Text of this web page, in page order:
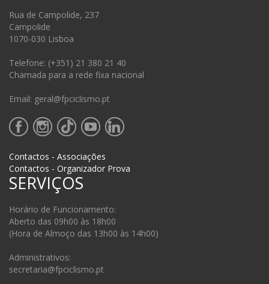
Rua de Campolide, 237
Campolide
1070-030 Lisboa
Telefone: (+351) 21 380 21 40
Chamada para a rede fixa nacional
Email: geral@fpciclismo.pt
Contactos - Associações
Contactos - Organizador Prova
SERVIÇOS
Horário de Funcionamento:
Aberto das 09h00 às 18h00
(Hora de Almoço das 13h00 às 14h00)
Administrativos:
secretaria@fpciclismo.pt